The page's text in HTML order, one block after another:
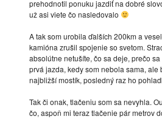
prehodnotil ponuku jazdiť na dobré
už asi viete čo nasledovalo
A tak som urobila ďalších 200km a
kamióna zrušil spojenie so svetom.
absolútne netušíte, čo sa deje, prečo
prvá jazda, kedy som nebola sama,
najbližší mostík, posledný raz ho
Tak či onak, tlačeniu som sa nevyhla.
čo, aspoň mi teraz tlačenie pár metrov